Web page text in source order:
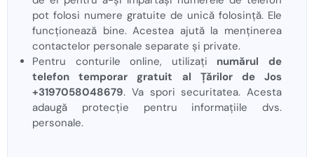
pot folosi numere gratuite de unică folosință. Ele
funcționează bine. Acestea ajută la menținerea
contactelor personale separate și private.
Pentru conturile online, utilizați numărul de
telefon temporar gratuit al Țărilor de Jos
+3197058048679. Va spori securitatea. Acesta
adaugă protecție pentru informațiile dvs.
personale.